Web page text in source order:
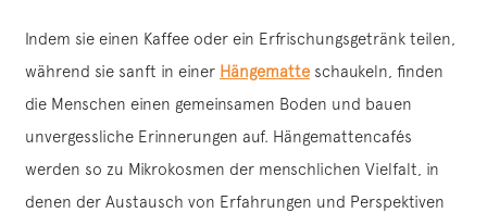
Indem sie einen Kaffee oder ein Erfrischungsgetränk teilen,
während sie sanft in einer Hängematteschaukeln, finden
die Menschen einen gemeinsamen Boden und bauen
unvergessliche Erinnerungen auf. Hängemattencafés
werden so zu Mikrokosmen der menschlichen Vielfalt, in
denen der Austausch von Erfahrungen und Perspektiven